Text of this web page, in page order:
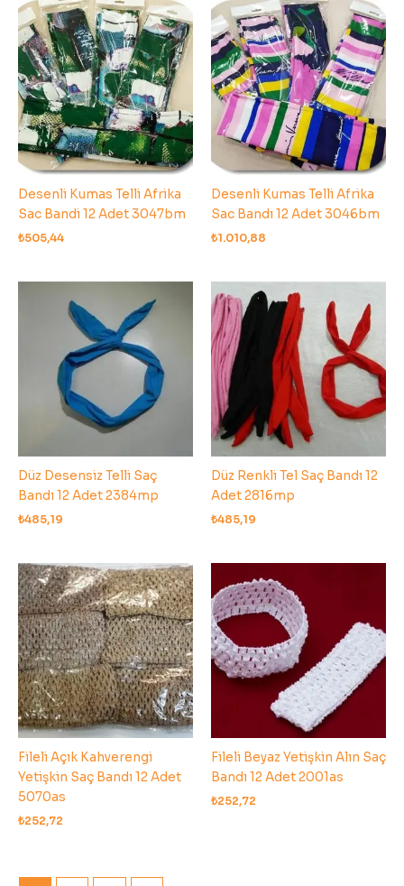
Desenli Kumas Telli Afrika
Sac Bandi 12 Adet 3047bm
₺505,44
Desenli Kumas Telli Afrika
Sac Bandı 12 Adet 3046bm
₺1.010,88
Düz Desensiz Telli Saç
Bandı 12 Adet 2384mp
₺485,19
Düz Renkli Tel Saç Bandı 12
Adet 2816mp
₺485,19
Fileli Açık Kahverengi
Yetişkin Saç Bandı 12 Adet
5070as
₺252,72
Fileli Beyaz Yetişkin Alın Saç
Bandı 12 Adet 2001as
₺252,72